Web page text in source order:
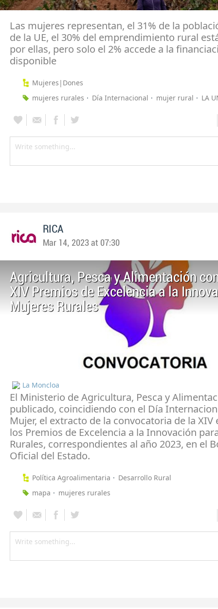
Las mujeres representan, el 31% de la
de la UE, el 30% del emprendimiento rural
por ellas, pero solo el 2% accede a la
disponible
Mujeres|Dones
mujeres rurales
Día Internacional mujer rural LA
RICA
Mar 14, 2023 at 07:30
Agricultura, Pesca y Alimentación
XIV Premios de Excelencia a la
Mujeres Rurales
La Moncloa
El Ministerio de Agricultura, Pesca y
publicado, coincidiendo con el Día
Mujer, el extracto de la convocatoria de la XIV
los Premios de Excelencia a la Innovación
Rurales, correspondientes al año 2023, en el
Oficial del Estado.
Política Agroalimentaria
Desarrollo Rural
mapa
mujeres rurales